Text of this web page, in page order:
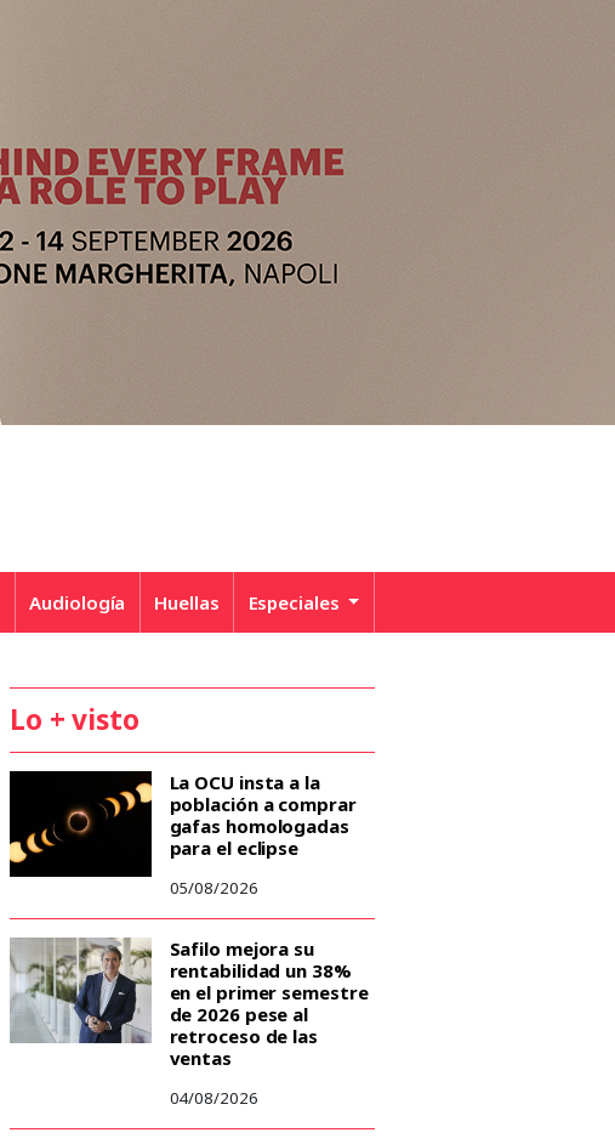
Audiología Huellas Especiales
Lo + visto
La OCU insta a la
población a comprar
gafas homologadas
para el eclipse
05/08/2026
Safilo mejora su
rentabilidad un 38%
en el primer semestre
de 2026 pese al
retroceso de las
ventas
04/08/2026